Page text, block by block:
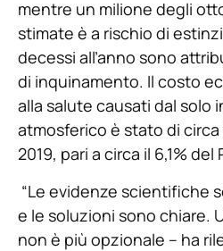
mentre un milione degli
stimate è a rischio di
decessi all’anno sono
di inquinamento. Il costo
alla salute causati dal solo
atmosferico è stato di circa
2019, pari a circa il 6,1% del
“Le evidenze scientifiche
e le soluzioni sono chiare.
non è più opzionale – ha